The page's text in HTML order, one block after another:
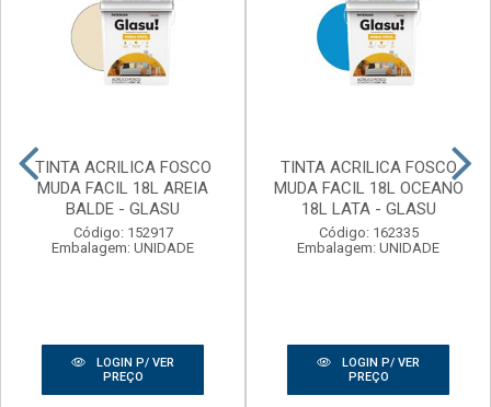
TINTA ACRILICA FOSCO
MUDA FACIL 18L AREIA
BALDE - GLASU
Código: 152917
Embalagem: UNIDADE
LOGIN P/ VER
PREÇO
TINTA ACRILICA FOSCO
MUDA FACIL 18L OCEANO
18L LATA - GLASU
Código: 162335
Embalagem: UNIDADE
LOGIN P/ VER
PREÇO